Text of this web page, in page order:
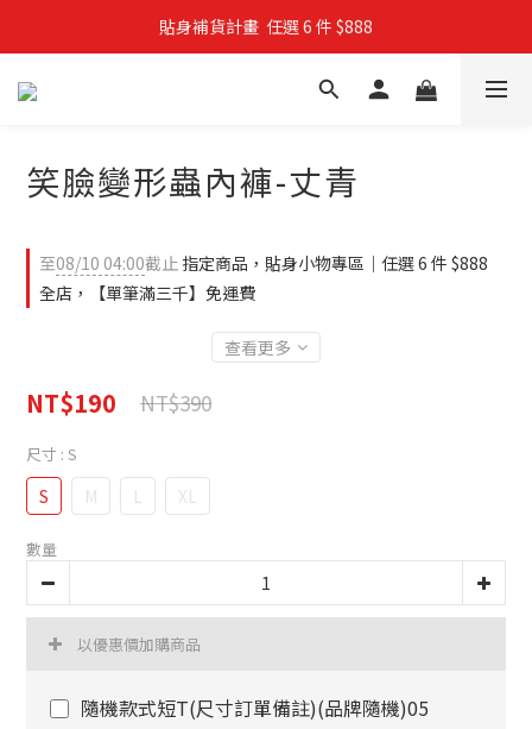
親子穿搭計畫・88 折限定
貼身補貨計畫  任選 6 件 $888
買4件短T送雨傘☂️！【這把傘，大概率不是你在撐☂️】
笑臉變形蟲內褲-丈青
至08/10 04:00截止 指定商品，貼身小物專區｜任選 6 件 $888
全店，【單筆滿三千】免運費
查看更多
NT$190 NT$390
尺寸 : S
S M L XL
數量
以優惠價加購商品
隨機款式短T(尺寸訂單備註)(品牌隨機)05